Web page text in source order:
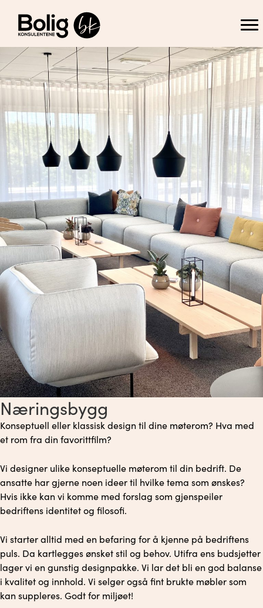
Næringsbygg
Konseptuell eller klassisk design til dine møterom? Hva med
et rom fra din favorittfilm?
Vi designer ulike konseptuelle møterom til din bedrift. De
ansatte har gjerne noen ideer til hvilke tema som ønskes?
Hvis ikke kan vi komme med forslag som gjenspeiler
bedriftens identitet og filosofi.
Vi starter alltid med en befaring for å kjenne på bedriftens
puls. Da kartlegges ønsket stil og behov. Utifra ens budsjetter
lager vi en gunstig designpakke. Vi lar det bli en god balanse
i kvalitet og innhold. Vi selger også fint brukte møbler som
kan suppleres. Godt for miljøet!